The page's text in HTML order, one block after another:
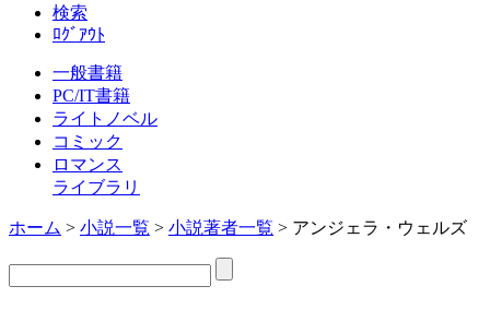
検索
ﾛｸﾞｱｳﾄ
一般書籍
PC/IT書籍
ライトノベル
コミック
ロマンス
ライブラリ
ホーム > 小説一覧 > 小説著者一覧 > アンジェラ・ウェルズ